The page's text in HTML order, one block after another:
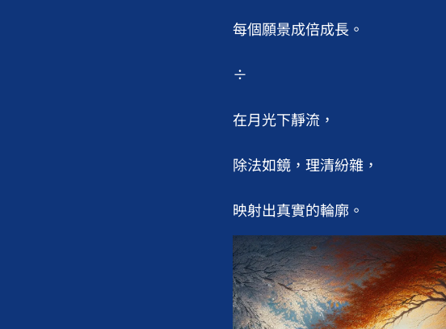
每個願景成倍成長。
÷
在月光下靜流，
除法如鏡，理清紛雜，
映射出真實的輪廓。